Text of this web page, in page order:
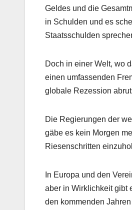
Geldes und die
in Schulden und es
Staatsschulden
Doch in einer Welt, wo
einen umfassenden
globale Rezession
Die Regierungen der
gäbe es kein Morgen
Riesenschritten
In Europa und den
aber in Wirklichkeit gibt
den kommenden